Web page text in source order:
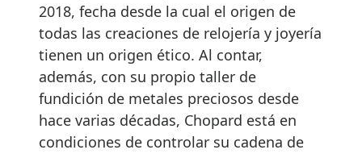
2018, fecha desde la cual el origen de
todas las creaciones de relojería y joyería
tienen un origen ético. Al contar,
además, con su propio taller de
fundición de metales preciosos desde
hace varias décadas, Chopard está en
condiciones de controlar su cadena de